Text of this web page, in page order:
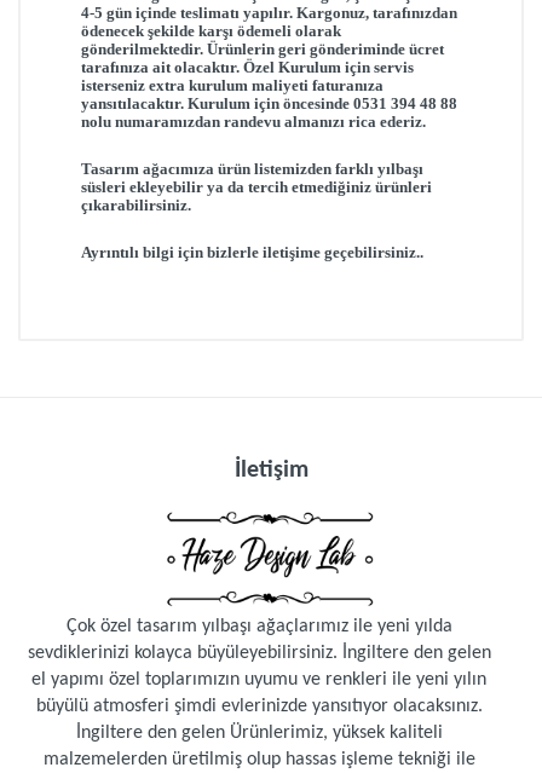
4-5 gün içinde teslimatı yapılır. Kargonuz, tarafınızdan
ödenecek şekilde karşı ödemeli olarak
gönderilmektedir. Ürünlerin geri gönderiminde ücret
tarafınıza ait olacaktır. Özel Kurulum için servis
isterseniz extra kurulum maliyeti faturanıza
yansıtılacaktır. Kurulum için öncesinde 0531 394 48 88
nolu numaramızdan randevu almanızı rica ederiz.
Tasarım ağacımıza ürün listemizden farklı yılbaşı
süsleri ekleyebilir ya da tercih etmediğiniz ürünleri
çıkarabilirsiniz.
Ayrıntılı bilgi için bizlerle iletişime geçebilirsiniz..
İletişim
Çok özel tasarım yılbaşı ağaçlarımız ile yeni yılda
sevdiklerinizi kolayca büyüleyebilirsiniz. İngiltere den gelen
el yapımı özel toplarımızın uyumu ve renkleri ile yeni yılın
büyülü atmosferi şimdi evlerinizde yansıtıyor olacaksınız.
İngiltere den gelen Ürünlerimiz, yüksek kaliteli
malzemelerden üretilmiş olup hassas işleme tekniği ile